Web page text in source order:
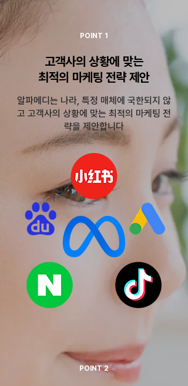
POINT 1
고객사의 상황에 맞는
최적의 마케팅 전략 제안
알파메디는 나라, 특정 매체에 국한되지 않
고 고객사의 상황에 맞는 최적의 마케팅 전
략을 제안합니다
POINT 2